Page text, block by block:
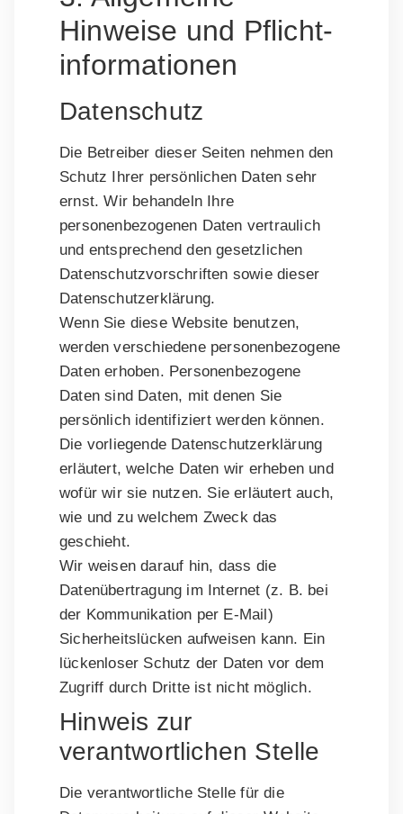
Hinweise und Pflicht­
informationen
Datenschutz
Die Betreiber dieser Seiten nehmen den
Schutz Ihrer persönlichen Daten sehr
ernst. Wir behandeln Ihre
personenbezogenen Daten vertraulich
und entsprechend den gesetzlichen
Datenschutzvorschriften sowie dieser
Datenschutzerklärung.
Wenn Sie diese Website benutzen,
werden verschiedene personenbezogene
Daten erhoben. Personenbezogene
Daten sind Daten, mit denen Sie
persönlich identifiziert werden können.
Die vorliegende Datenschutzerklärung
erläutert, welche Daten wir erheben und
wofür wir sie nutzen. Sie erläutert auch,
wie und zu welchem Zweck das
geschieht.
Wir weisen darauf hin, dass die
Datenübertragung im Internet (z. B. bei
der Kommunikation per E-Mail)
Sicherheitslücken aufweisen kann. Ein
lückenloser Schutz der Daten vor dem
Zugriff durch Dritte ist nicht möglich.
Hinweis zur
verantwortlichen Stelle
Die verantwortliche Stelle für die